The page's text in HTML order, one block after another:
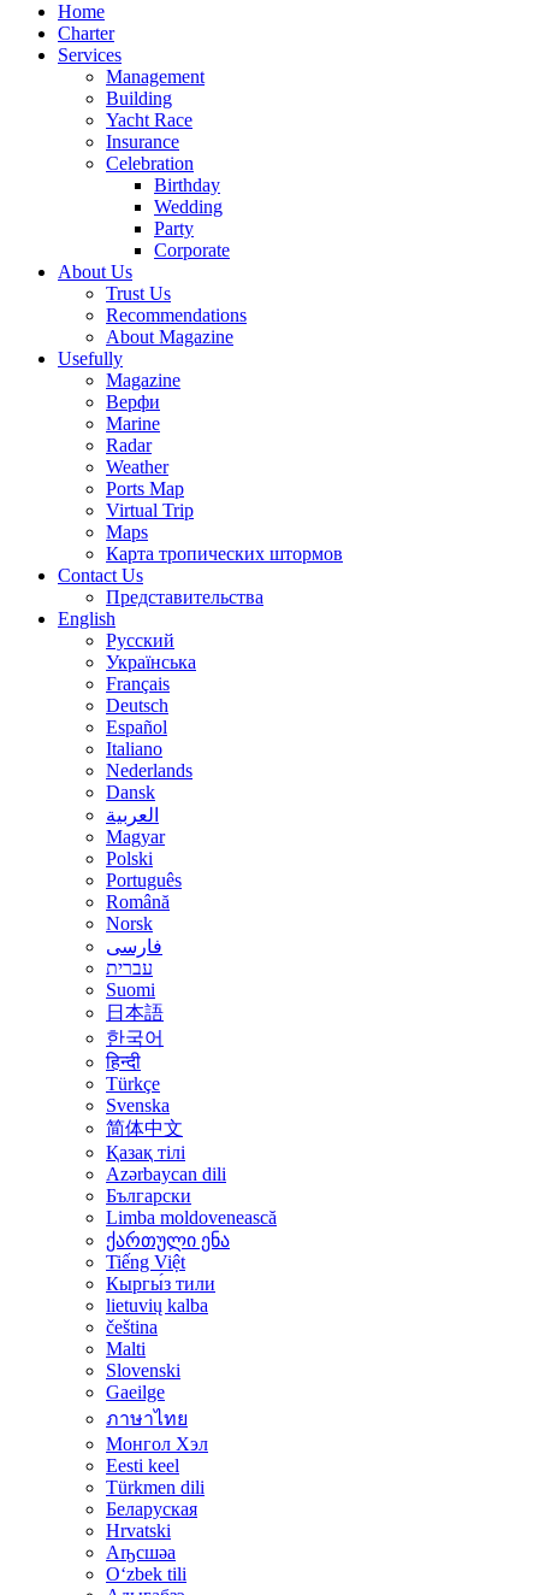
Home
Charter
Services
Management
Building
Yacht Race
Insurance
Celebration
Birthday
Wedding
Party
Corporate
About Us
Trust Us
Recommendations
About Magazine
Usefully
Magazine
Верфи
Marine
Radar
Weather
Ports Map
Virtual Trip
Maps
Карта тропических штормов
Contact Us
Представительства
English
Русский
Українська
Français
Deutsch
Español
Italiano
Nederlands
Dansk
العربية
Magyar
Polski
Português
Română
Norsk
فارسی
עברית
Suomi
日本語
한국어
हिन्दी
Türkçe
Svenska
简体中文
Қазақ тілі
Azərbaycan dili
Български
Limba moldovenească
ქართული ენა
Tiếng Việt
Кыргы́з тили
lietuvių kalba
čeština
Malti
Slovenski
Gaeilge
ภาษาไทย
Монгол Хэл
Eesti keel
Türkmen dili
Беларуская
Hrvatski
Аҧсшәа
Oʻzbek tili